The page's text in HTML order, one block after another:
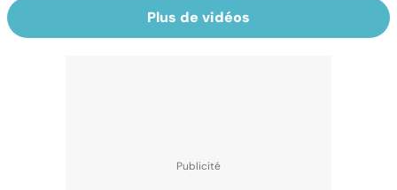
Plus de vidéos